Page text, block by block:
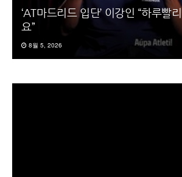
‘AT마드리드 입단’ 이강인 “하루빨
요”
8월 5, 2026